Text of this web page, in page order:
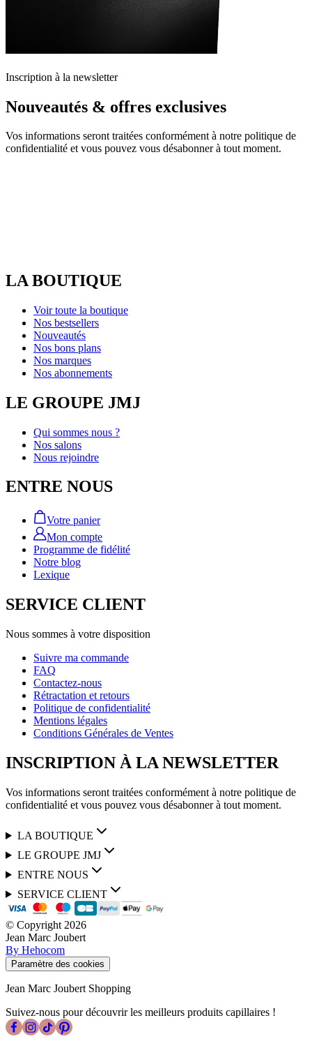
Inscription à la newsletter
Nouveautés & offres exclusives
Vos informations seront traitées conformément à notre politique de
confidentialité et vous pouvez vous désabonner à tout moment.
LA BOUTIQUE
Voir toute la boutique
Nos bestsellers
Nouveautés
Nos bons plans
Nos marques
Nos abonnements
LE GROUPE JMJ
Qui sommes nous ?
Nos salons
Nous rejoindre
ENTRE NOUS
Votre panier
Mon compte
Programme de fidélité
Notre blog
Lexique
SERVICE CLIENT
Nous sommes à votre disposition
Suivre ma commande
FAQ
Contactez-nous
Rétractation et retours
Politique de confidentialité
Mentions légales
Conditions Générales de Ventes
INSCRIPTION À LA NEWSLETTER
Vos informations seront traitées conformément à notre politique de
confidentialité et vous pouvez vous désabonner à tout moment.
LA BOUTIQUE
LE GROUPE JMJ
ENTRE NOUS
SERVICE CLIENT
© Copyright 2026
Jean Marc Joubert
By Hehocom
Paramètre des cookies
Jean Marc Joubert Shopping
Suivez-nous pour découvrir les meilleurs produits capillaires !